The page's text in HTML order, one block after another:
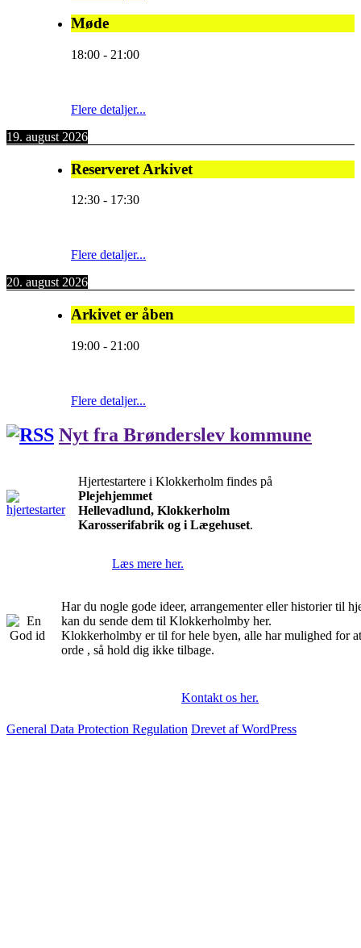
Møde
18:00 - 21:00
Flere detaljer...
19. august 2026
Reserveret Arkivet
12:30 - 17:30
Flere detaljer...
20. august 2026
Arkivet er åben
19:00 - 21:00
Flere detaljer...
Nyt fra Brønderslev kommune
Hjertestartere i Klokkerholm findes på
Plejehjemmet
Hellevadlund, Klokkerholm
Karosserifabrik og i Lægehuset.
Læs mere her.
Har du nogle gode ideer, arrangementer eller historier til
kan du sende dem til Klokkerholmby her.
Klokkerholmby er til for hele byen, alle har mulighed for
orde , så hold dig ikke tilbage.
Kontakt os her.
General Data Protection Regulation Drevet af WordPress